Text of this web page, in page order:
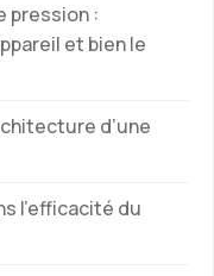
pression :
et bien le
d’une
l’efficacité du